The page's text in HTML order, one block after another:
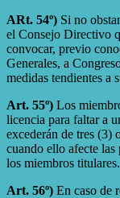
ARt. 54º) Si no
el Consejo Directivo
convocar, previo
Generales, a
medidas tendientes a
Art. 55º) Los
licencia para faltar a
excederán de tres (3)
cuando ello afecte
los miembros titulares.
Art. 56º) En caso de